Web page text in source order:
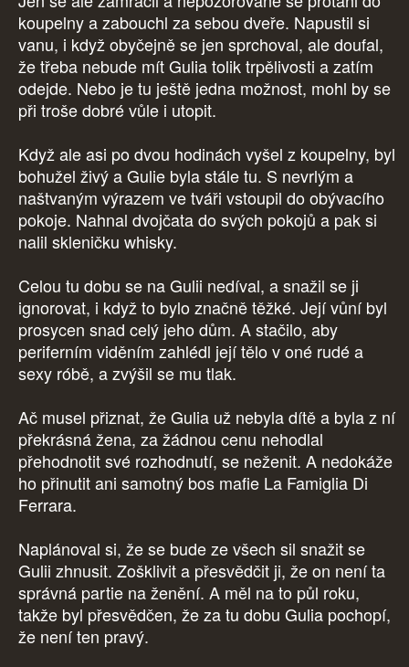
koupelny a zabouchl za sebou dveře. Napustil si
vanu, i když obyčejně se jen sprchoval, ale doufal,
že třeba nebude mít Gulia tolik trpělivosti a zatím
odejde. Nebo je tu ještě jedna možnost, mohl by se
při troše dobré vůle i utopit.
Když ale asi po dvou hodinách vyšel z koupelny, byl
bohužel živý a Gulie byla stále tu. S nevrlým a
naštvaným výrazem ve tváři vstoupil do obývacího
pokoje. Nahnal dvojčata do svých pokojů a pak si
nalil skleničku whisky.
Celou tu dobu se na Gulii nedíval, a snažil se ji
ignorovat, i když to bylo značně těžké. Její vůní byl
prosycen snad celý jeho dům. A stačilo, aby
periferním viděním zahlédl její tělo v oné rudé a
sexy róbě, a zvýšil se mu tlak.
Ač musel přiznat, že Gulia už nebyla dítě a byla z ní
překrásná žena, za žádnou cenu nehodlal
přehodnotit své rozhodnutí, se neženit. A nedokáže
ho přinutit ani samotný bos mafie La Famiglia Di
Ferrara.
Naplánoval si, že se bude ze všech sil snažit se
Gulii zhnusit. Zošklivit a přesvědčit ji, že on není ta
správná partie na ženění. A měl na to půl roku,
takže byl přesvědčen, že za tu dobu Gulia pochopí,
že není ten pravý.